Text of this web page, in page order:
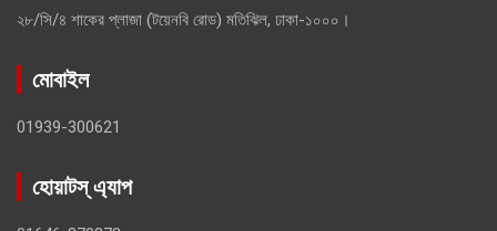
২৮/সি/৪ শাকের প্লাজা (টয়েনবি রোড) মতিঝিল, ঢাকা-১০০০।
মোবাইল
01939-300621
হোয়াটস্ এ্যাপ